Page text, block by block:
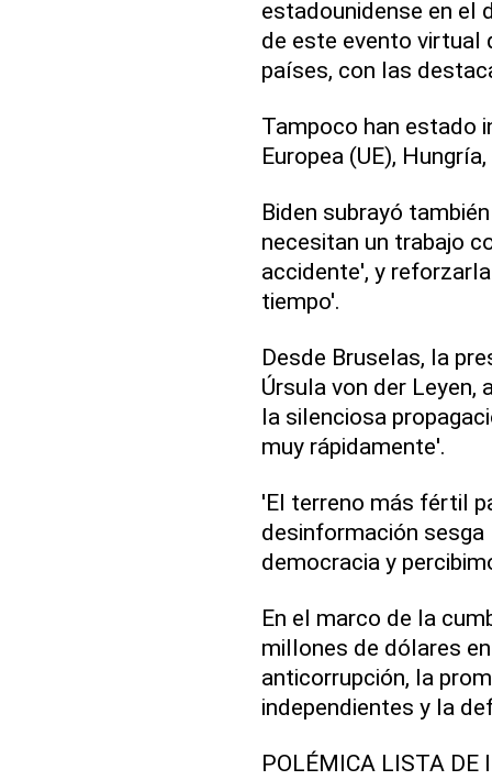
estadounidense en el
de este evento virtual
países, con las
Tampoco han estado
Europea (UE),
Biden subrayó
necesitan un trabajo
accidente', y
tiempo'.
Desde Bruselas, la
Úrsula von der Leyen,
la silenciosa
muy rápidamente'.
'El terreno más fértil
desinformación
democracia y
En el marco de la
millones de dólares
anticorrupción, la
independientes y la
POLÉMICA LISTA DE